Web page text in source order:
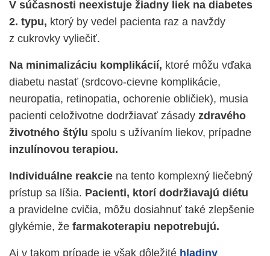
V súčasnosti neexistuje žiadny liek na diabetes
2. typu, ktorý by vedel pacienta raz a navždy
z cukrovky vyliečiť.
Na minimalizáciu komplikácií, ktoré môžu vďaka
diabetu nastať (srdcovo-cievne komplikácie,
neuropatia, retinopatia, ochorenie obličiek), musia
pacienti celoživotne dodržiavať zásady zdravého
životného štýlu spolu s užívaním liekov, prípadne
inzulínovou terapiou.
Individuálne reakcie na tento komplexný liečebný
prístup sa líšia. Pacienti, ktorí dodržiavajú diétu
a pravidelne cvičia, môžu dosiahnuť také zlepšenie
glykémie, že farmakoterapiu nepotrebujú.
Aj v takom prípade je však dôležité hladiny